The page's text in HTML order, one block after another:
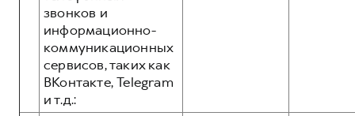
звонков и
информационно-
коммуникационных
сервисов, таких как
ВКонтакте, Telegram
и т.д.: